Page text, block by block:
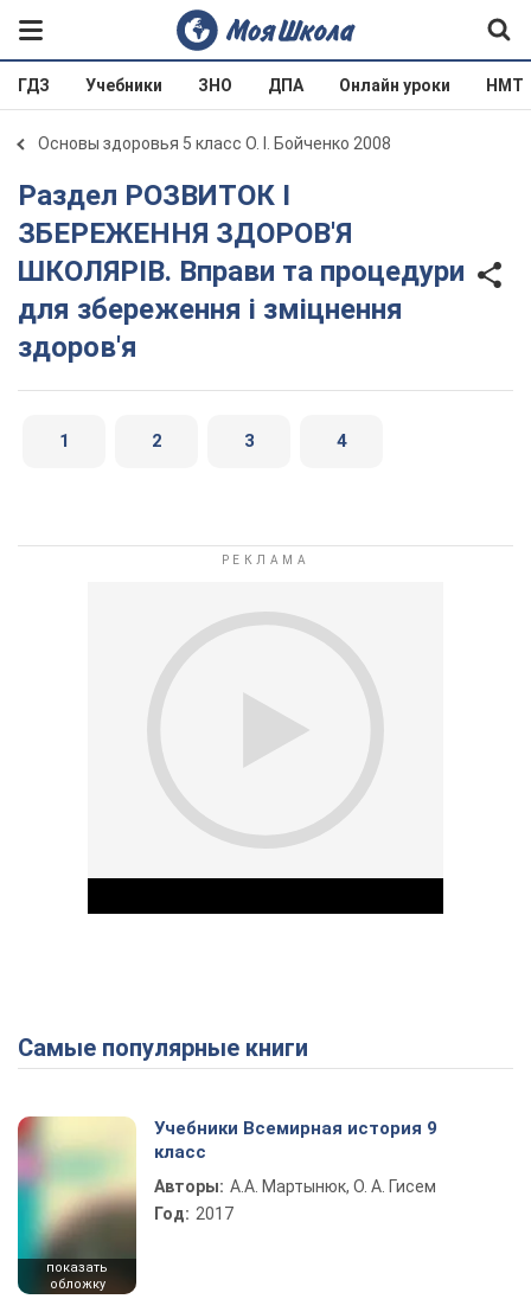
ГДЗ Учебники ЗНО ДПА Онлайн уроки НМТ
Основы здоровья 5 класс О. І. Бойченко 2008
Раздел РОЗВИТОК І
ЗБЕРЕЖЕННЯ ЗДОРОВ'Я
ШКОЛЯРІВ. Вправи та процедури
для збереження і зміцнення
здоров'я
1 2 3 4
Play Video
Самые популярные книги
показать
обложку
Учебники Всемирная история 9
класс
Авторы: А.А. Мартынюк, О. А. Гисем
Год: 2017